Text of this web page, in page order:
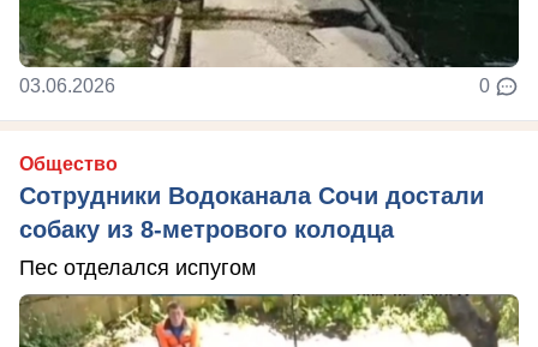
03.06.2026 0
Общество
Сотрудники Водоканала Сочи достали
собаку из 8-метрового колодца
Пес отделался испугом